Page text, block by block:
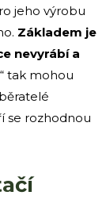
jeho výrobu
Základem je
nevyrábí a
tak mohou
se rozhodnou